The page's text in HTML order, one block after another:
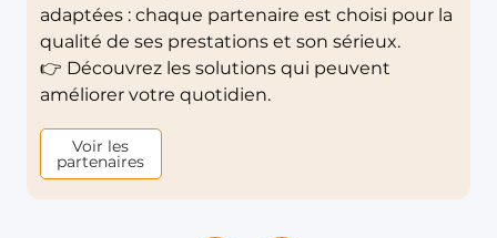
adaptées : chaque partenaire est choisi pour la
qualité de ses prestations et son sérieux.
👉 Découvrez les solutions qui peuvent
améliorer votre quotidien.
Voir les
partenaires